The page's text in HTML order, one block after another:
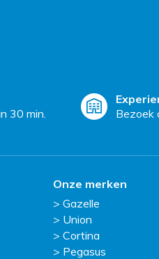
30 min.
Bezoek
Onze merken
Gazelle
Union
Cortina
Pegasus